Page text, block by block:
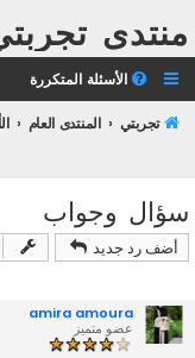
منتدى
الأسئلة المتكررة
تجربتي المنتدى العام
سؤال وجواب
أضف رد جديد
amira amoura
عضو متميز